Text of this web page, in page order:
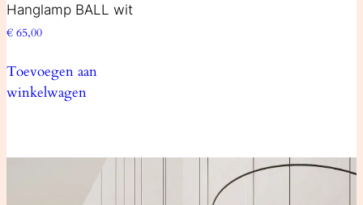
Hanglamp BALL wit
€ 65,00
Toevoegen aan
winkelwagen